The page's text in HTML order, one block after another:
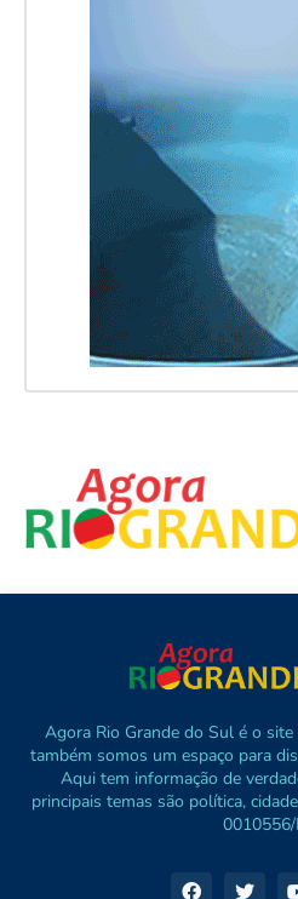
Agora Rio Grande do Sul é o
também somos um espaço para
Aqui tem informação de
principais temas são política,
0010556/